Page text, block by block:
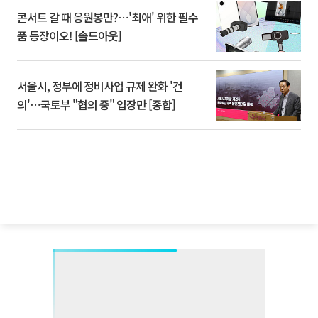
콘서트 갈 때 응원봉만?⋯'최애' 위한 필수
품 등장이오! [솔드아웃]
서울시, 정부에 정비사업 규제 완화 '건
의'⋯국토부 "협의 중" 입장만 [종합]